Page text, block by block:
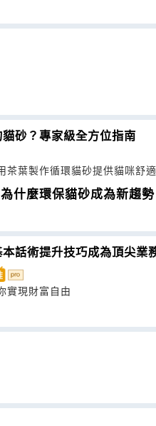
砂？專家級全方位指南
茶葉製作循環貓砂提供貓咪舒
什麼環保貓砂成為新趨勢
話術提升技巧成為頂尖業
實現財富自由